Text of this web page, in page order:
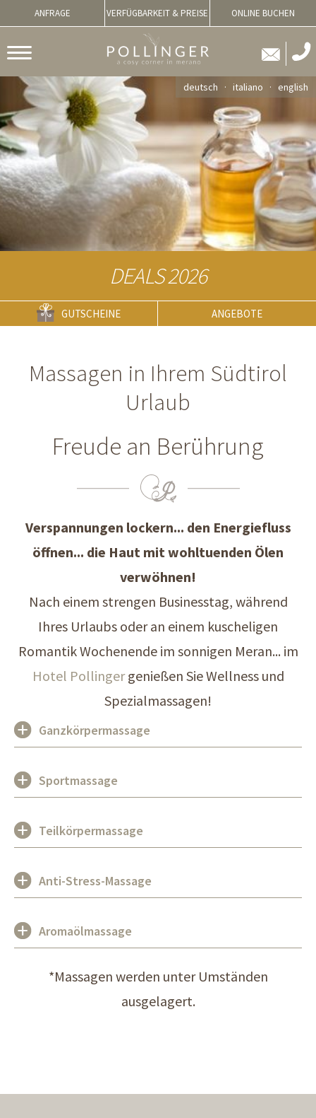
ANFRAGE VERFÜGBARKEIT & PREISE ONLINE BUCHEN
deutsch italiano english
DEALS 2026
GUTSCHEINE ANGEBOTE
Massagen in Ihrem Südtirol
Urlaub
Freude an Berührung
Verspannungen lockern... den Energiefluss
öffnen... die Haut mit wohltuenden Ölen
verwöhnen!
Nach einem strengen Businesstag, während
Ihres Urlaubs oder an einem kuscheligen
Romantik Wochenende im sonnigen Meran... im
Hotel Pollingergenießen Sie Wellness und
Spezialmassagen!
Ganzkörpermassage
Sportmassage
Teilkörpermassage
Anti-Stress-Massage
Aromaölmassage
*Massagen werden unter Umständen
ausgelagert.